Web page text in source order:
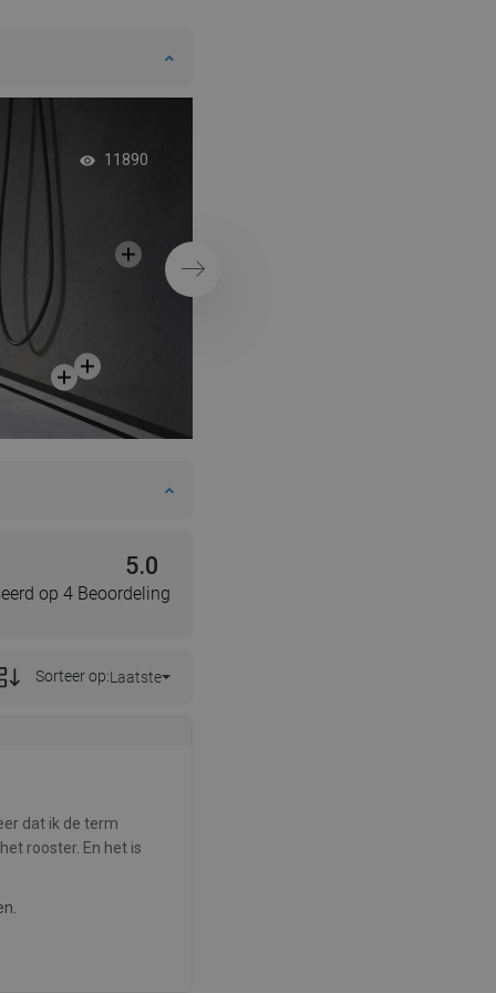
11890
Volgende
5.0
op 4 Beoordeling
Sorteer op:Laatste
dat ik de term
rooster. En het is